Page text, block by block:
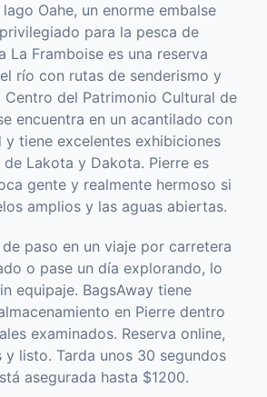
Oahe, un enorme embalse
para la pesca de
La Framboise es una reserva
río con rutas de senderismo y
Centro del Patrimonio Cultural de
encuentra en un acantilado con
tiene excelentes exhibiciones
Lakota y Dakota. Pierre es
gente y realmente hermoso si
amplios y las aguas abiertas.
paso en un viaje por carretera
o pase un día explorando, lo
equipaje. BagsAway tiene
en Pierre dentro
examinados. Reserva online,
y listo. Tarda unos 30 segundos
asegurada hasta $1200.